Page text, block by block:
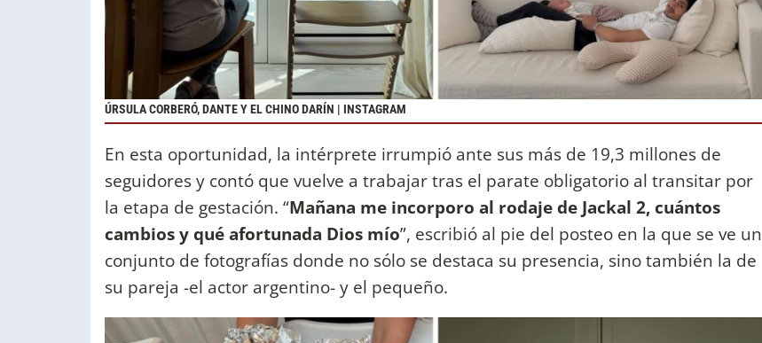
ÚRSULA CORBERÓ, DANTE Y EL CHINO DARÍN | INSTAGRAM
En esta oportunidad, la intérprete irrumpió ante sus más de 19,3 millones de
seguidores y contó que vuelve a trabajar tras el parate obligatorio al transitar por
la etapa de gestación. “Mañana me incorporo al rodaje de Jackal 2, cuántos
cambios y qué afortunada Dios mío”, escribió al pie del posteo en la que se ve un
conjunto de fotografías donde no sólo se destaca su presencia, sino también la de
su pareja -el actor argentino- y el pequeño.